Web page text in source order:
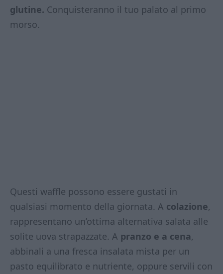
glutine. Conquisteranno il tuo palato al primo
morso.
Questi waffle possono essere gustati in
qualsiasi momento della giornata. A colazione,
rappresentano un’ottima alternativa salata alle
solite uova strapazzate. A pranzo e a cena,
abbinali a una fresca insalata mista per un
pasto equilibrato e nutriente, oppure servili con